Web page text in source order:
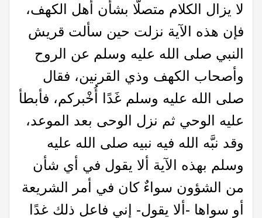
لا يزال الكلام متصلًّا بشأن أَهل الكهف،
فإن هذه الآية نزلت حين سألت قريش
النبي صلى الله عليه وسلم عن الروح
وأصحاب الكهف وذي القرنين، فقال
صلى الله عليه وسلم غَدًا أُخْبركم، فأبطأ
عليه الوحي ثم نزل الوحى بعد الموعد،
وقد نبَّه الله فيه نبيه صلى الله عليه
وسلم بهذه الآية ألا يقول في أي شأن
من الشؤون سواءٌ كان في أمر الشريعة
أو سواها -ألا يقول- إني فاعل ذلك غدًا